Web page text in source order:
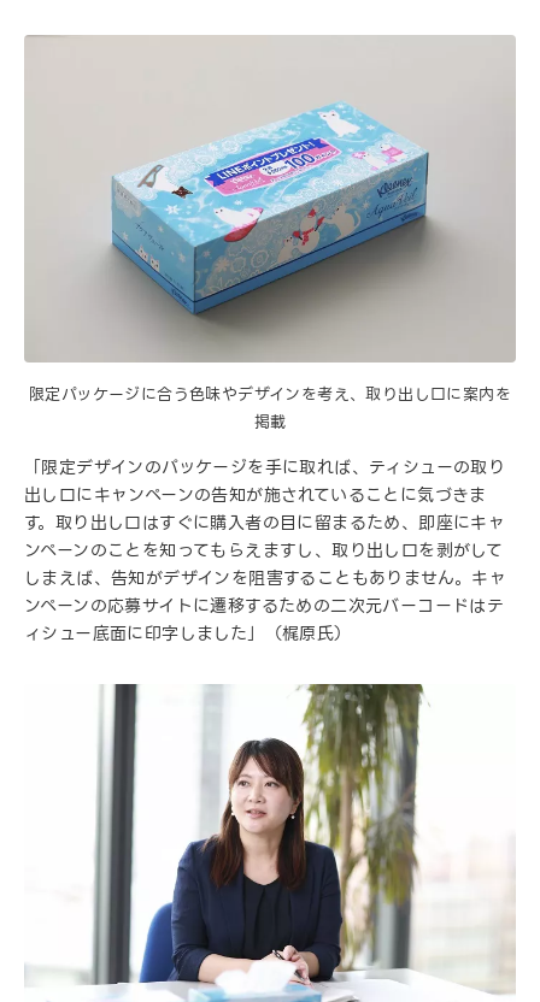
限定パッケージに合う色味やデザインを考え、取り出し口に案内を
掲載
「限定デザインのパッケージを手に取れば、ティシューの取り
出し口にキャンペーンの告知が施されていることに気づきま
す。取り出し口はすぐに購入者の目に留まるため、即座にキャ
ンペーンのことを知ってもらえますし、取り出し口を剥がして
しまえば、告知がデザインを阻害することもありません。キャ
ンペーンの応募サイトに遷移するための二次元バーコードはテ
ィシュー底面に印字しました」（梶原氏）